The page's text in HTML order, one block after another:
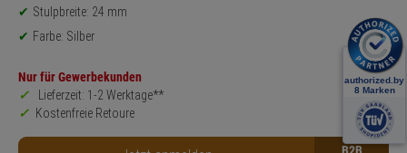
Stulpbreite: 24 mm
Farbe: Silber
Nur für Gewerbekunden
Lieferzeit: 1-2 Werktage**
Kostenfreie Retoure